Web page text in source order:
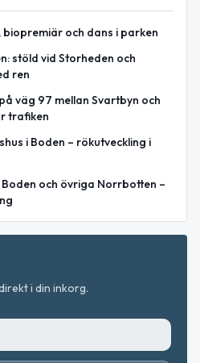
biopremiär och dans i parken
stöld vid Storheden och
ren
väg 97 mellan Svartbyn och
trafiken
i Boden – rökutveckling i
och övriga Norrbotten –
i din inkorg.